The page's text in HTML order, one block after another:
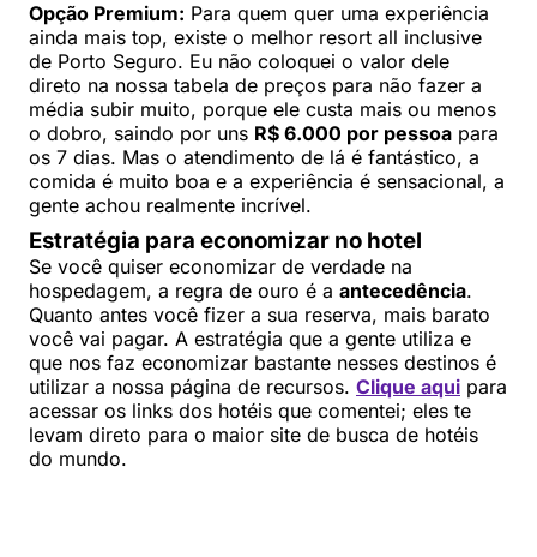
Opção Premium: Para quem quer uma experiência
ainda mais top, existe o melhor resort all inclusive
de Porto Seguro. Eu não coloquei o valor dele
direto na nossa tabela de preços para não fazer a
média subir muito, porque ele custa mais ou menos
o dobro, saindo por uns R$ 6.000 por pessoa para
os 7 dias. Mas o atendimento de lá é fantástico, a
comida é muito boa e a experiência é sensacional, a
gente achou realmente incrível.
Estratégia para economizar no hotel
Se você quiser economizar de verdade na
hospedagem, a regra de ouro é a antecedência.
Quanto antes você fizer a sua reserva, mais barato
você vai pagar. A estratégia que a gente utiliza e
que nos faz economizar bastante nesses destinos é
utilizar a nossa página de recursos. Clique aqui para
acessar os links dos hotéis que comentei; eles te
levam direto para o maior site de busca de hotéis
do mundo.